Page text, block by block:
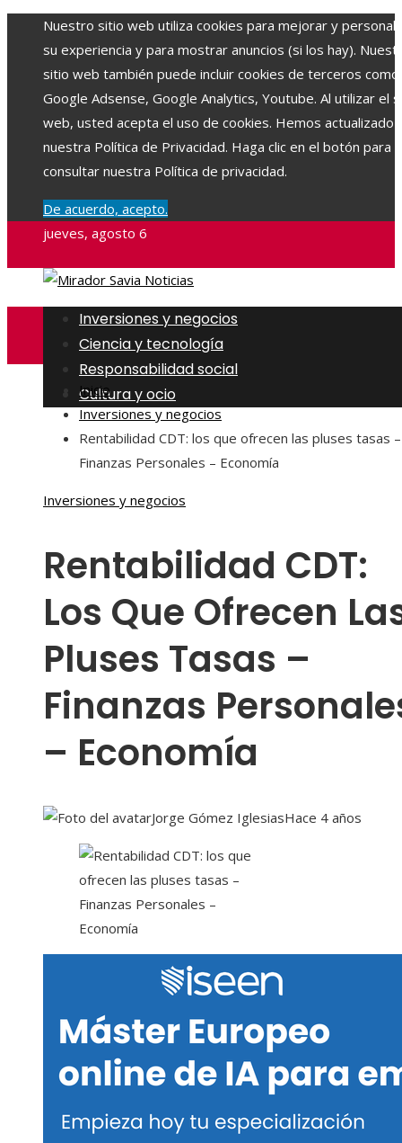
Nuestro sitio web utiliza cookies para mejorar y
su experiencia y para mostrar anuncios (si los hay).
sitio web también puede incluir cookies de terceros como
Google Adsense, Google Analytics, Youtube. Al utilizar el
web, usted acepta el uso de cookies. Hemos actualizado
nuestra Política de Privacidad. Haga clic en el botón para
consultar nuestra Política de privacidad.
De acuerdo, acepto.
jueves, agosto 6
Inversiones y negocios
Ciencia y tecnología
Responsabilidad social
Cultura y ocio
Inicio
Inversiones y negocios
Rentabilidad CDT: los que ofrecen las pluses tasas –
Finanzas Personales – Economía
Inversiones y negocios
Rentabilidad CDT:
Los Que Ofrecen
Pluses Tasas –
Finanzas
– Economía
Jorge Gómez IglesiasHace 4 años